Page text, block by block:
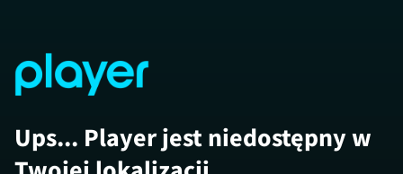
Ups... Player jest niedostępny w